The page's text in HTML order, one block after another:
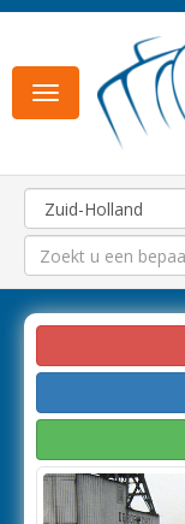
Toggle
navigation